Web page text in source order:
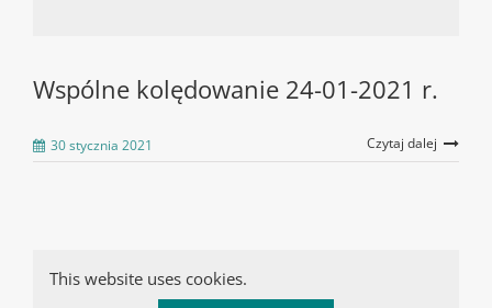
Wspólne kolędowanie 24-01-2021 r.
30 stycznia 2021 Czytaj dalej
This website uses cookies.